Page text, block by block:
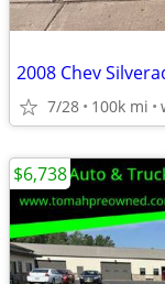
2008 Chev
7/28 100k mi
$6,738